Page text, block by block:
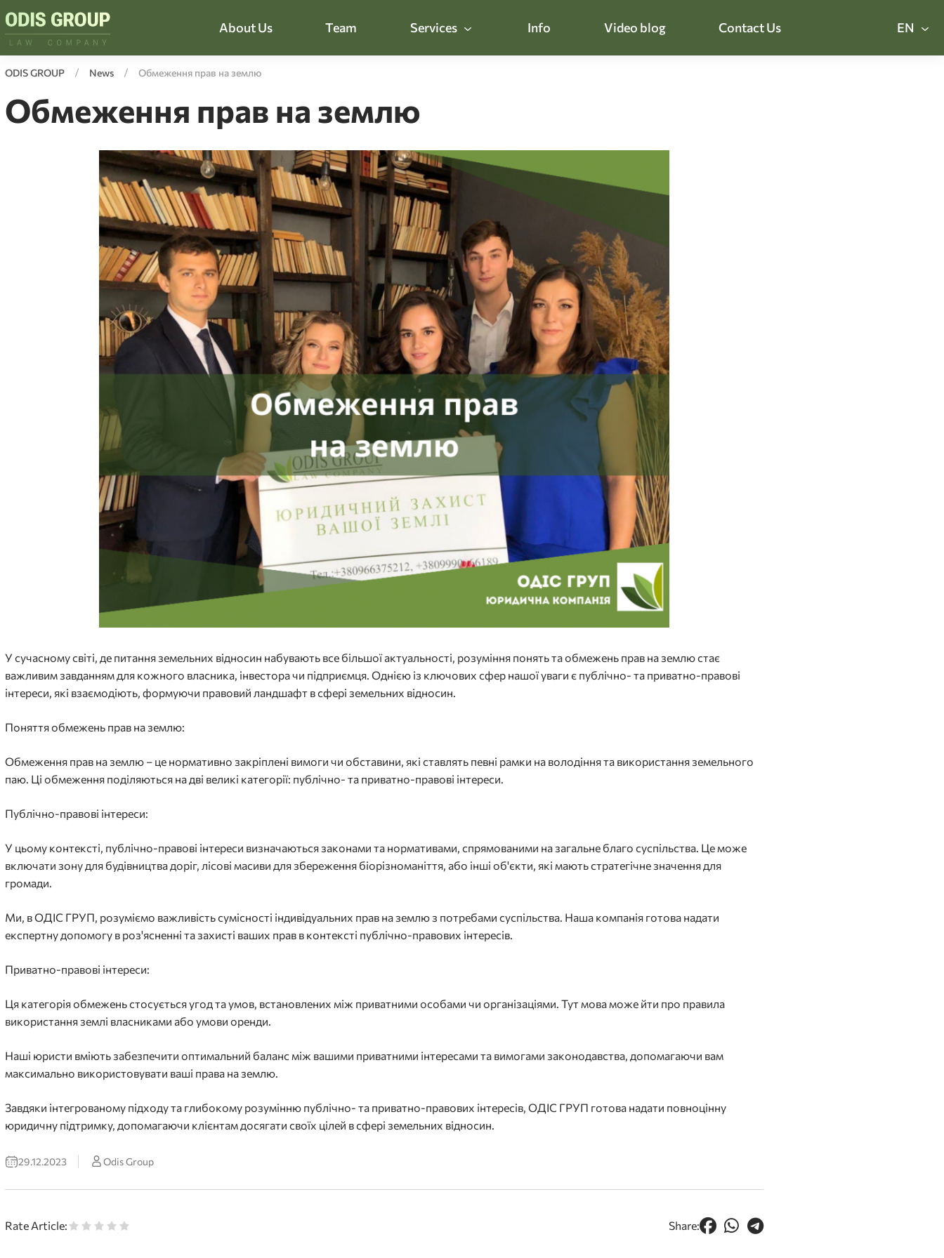
About Us Team Services Info Video blog Contact Us EN
ODIS GROUP News Обмеження прав на землю
Обмеження прав на землю
У сучасному світі, де питання земельних відносин набувають все більшої актуальності, розуміння понять та обмежень прав на землю стає
важливим завданням для кожного власника, інвестора чи підприємця. Однією із ключових сфер нашої уваги є публічно- та приватно-правові
інтереси, які взаємодіють, формуючи правовий ландшафт в сфері земельних відносин.
Поняття обмежень прав на землю:
Обмеження прав на землю – це нормативно закріплені вимоги чи обставини, які ставлять певні рамки на володіння та використання земельного
паю. Ці обмеження поділяються на дві великі категорії: публічно- та приватно-правові інтереси.
Публічно-правові інтереси:
У цьому контексті, публічно-правові інтереси визначаються законами та нормативами, спрямованими на загальне благо суспільства. Це може
включати зону для будівництва доріг, лісові масиви для збереження біорізноманіття, або інші об'єкти, які мають стратегічне значення для
громади.
Ми, в ОДІС ГРУП, розуміємо важливість сумісності індивідуальних прав на землю з потребами суспільства. Наша компанія готова надати
експертну допомогу в роз'ясненні та захисті ваших прав в контексті публічно-правових інтересів.
Приватно-правові інтереси:
Ця категорія обмежень стосується угод та умов, встановлених між приватними особами чи організаціями. Тут мова може йти про правила
використання землі власниками або умови оренди.
Наші юристи вміють забезпечити оптимальний баланс між вашими приватними інтересами та вимогами законодавства, допомагаючи вам
максимально використовувати ваші права на землю.
Завдяки інтегрованому підходу та глибокому розумінню публічно- та приватно-правових інтересів, ОДІС ГРУП готова надати повноцінну
юридичну підтримку, допомагаючи клієнтам досягати своїх цілей в сфері земельних відносин.
29.12.2023 Odis Group
Rate Article: Share: